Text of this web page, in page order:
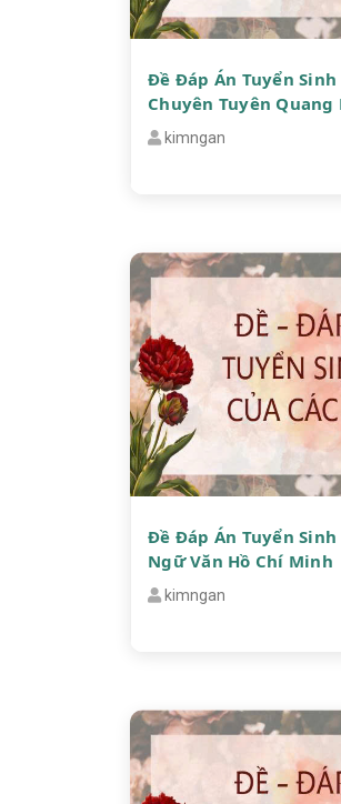
Đề Đáp Án Tuyển
Chuyên Tuyên Quang
kimngan
Đề Đáp Án Tuyển
Ngữ Văn Hồ Chí Minh
kimngan